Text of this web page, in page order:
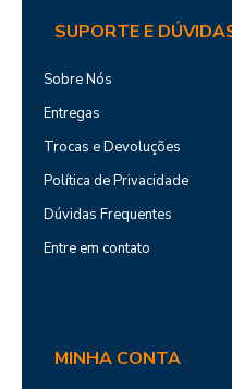
SUPORTE E
Sobre Nós
Entregas
Trocas e Devoluções
Política de Privacidade
Dúvidas Frequentes
Entre em contato
MINHA CONTA